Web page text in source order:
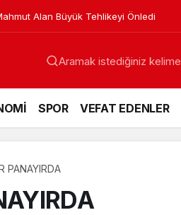
Ses Verdi
SPOR VEFAT EDENLER
PANAYIRDA